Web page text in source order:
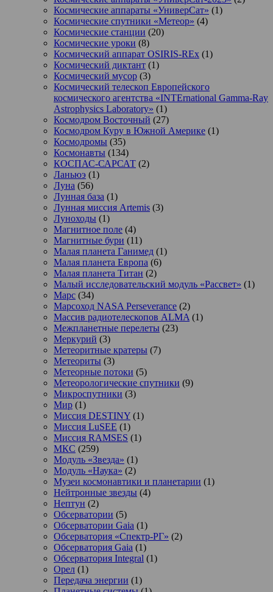
Космические аппараты «УниверСат» (1)
Космические спутники «Метеор» (4)
Космические станции (20)
Космические уроки (8)
Космический аппарат OSIRIS-REx (1)
Космический диктант (1)
Космический мусор (3)
Космический телескоп Европейского
космического агентства «INTErnational Gamma-Ray
Astrophysics Laboratory» (1)
Космодром Восточный (27)
Космодром Куру в Южной Америке (1)
Космодромы (35)
Космонавты (134)
КОСПАС-САРСАТ (2)
Ланьюэ (1)
Луна (56)
Лунная база (1)
Лунная миссия Artemis (3)
Луноходы (1)
Магнитное поле (4)
Магнитные бури (11)
Малая планета Ганимед (1)
Малая планета Европа (6)
Малая планета Титан (2)
Малый исследовательский модуль «Рассвет» (1)
Марс (34)
Марсоход NASA Perseverance (2)
Массив радиотелескопов ALMA (1)
Межпланетные перелеты (23)
Меркурий (3)
Метеоритные кратеры (7)
Метеориты (3)
Метеорные потоки (5)
Метеорологические спутники (9)
Микроспутники (3)
Мир (1)
Миссия DESTINY (1)
Миссия LuSEE (1)
Миссия RAMSES (1)
МКС (259)
Модуль «Звезда» (1)
Модуль «Наука» (2)
Музеи космонавтики и планетарии (1)
Нейтронные звезды (4)
Нептун (2)
Обсерватории (5)
Обсерватории Gaia (1)
Обсерватория «Спектр-РГ» (2)
Обсерватория Gaia (1)
Обсерватория Integral (1)
Орел (1)
Передача энергии (1)